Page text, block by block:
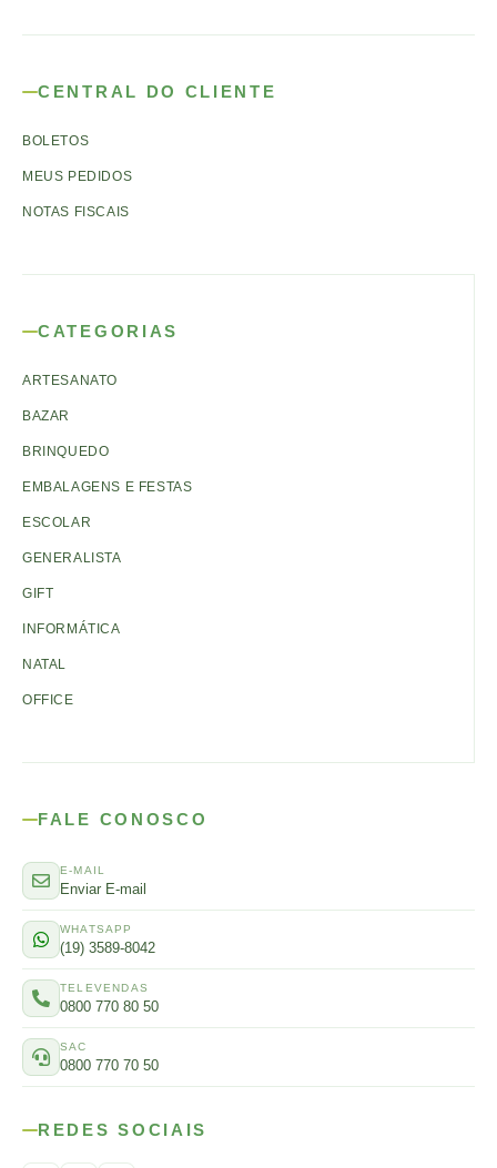
CENTRAL DO CLIENTE
BOLETOS
MEUS PEDIDOS
NOTAS FISCAIS
CATEGORIAS
ARTESANATO
BAZAR
BRINQUEDO
EMBALAGENS E FESTAS
ESCOLAR
GENERALISTA
GIFT
INFORMÁTICA
NATAL
OFFICE
FALE CONOSCO
E-MAIL
Enviar E-mail
WHATSAPP
(19) 3589-8042
TELEVENDAS
0800 770 80 50
SAC
0800 770 70 50
REDES SOCIAIS